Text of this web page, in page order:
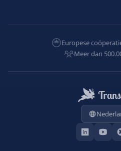
Europese
Meer dan